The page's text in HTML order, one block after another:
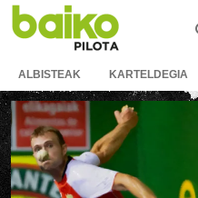
ALBISTEAK KARTELDEGIA